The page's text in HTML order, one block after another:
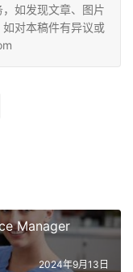
如发现文章、图片
对本稿件有异议或
Manager
2024年9月13日